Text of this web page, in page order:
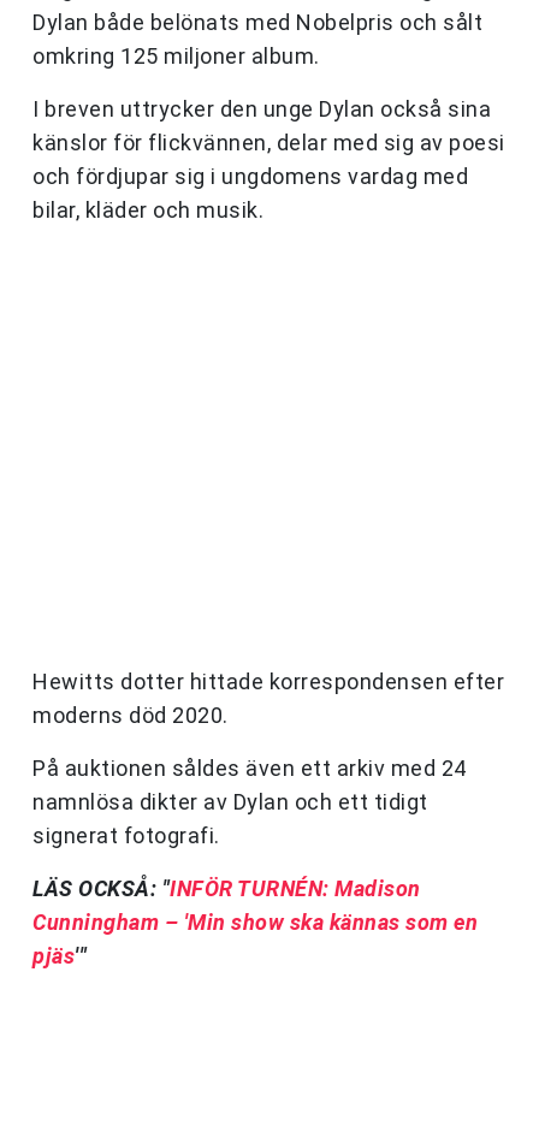
Dylan både belönats med Nobelpris och sålt
omkring 125 miljoner album.
I breven uttrycker den unge Dylan också sina
känslor för flickvännen, delar med sig av poesi
och fördjupar sig i ungdomens vardag med
bilar, kläder och musik.
Hewitts dotter hittade korrespondensen efter
moderns död 2020.
På auktionen såldes även ett arkiv med 24
namnlösa dikter av Dylan och ett tidigt
signerat fotografi.
LÄS OCKSÅ: "INFÖR TURNÉN: Madison
Cunningham – 'Min show ska kännas som en
pjäs'"